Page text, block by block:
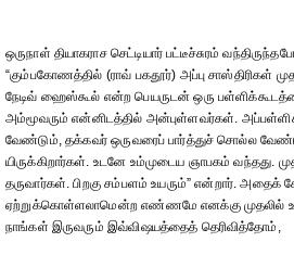
ஒருநாள் தியாகராச செட்டியார் பட்டீச்சுரம்
“கும்பகோணத்தில் (ராவ் பகதூர்) அப்பு சாஸ்திரிகள்
நேடிவ் ஹைஸ்கூல் என்ற பெயருடன் ஒரு
அம்மூவரும் என்னிடத்தில் அன்புள்ளவர்கள்.
வேண்டும், தக்கவர் ஒருவரைப் பார்த்துச் சொல்ல
யிருக்கிறார்கள். உடனே உம்முடைய ஞாபகம் வந்தது.
தருவார்கள். பிறகு சம்பளம் உயரும்” என்றார். அதைக்
ஏற்றுக்கொள்ளலாமென்ற எண்ணமே எனக்கு முதலில்
நாங்கள் இருவரும் இவ்விஷயத்தைத் தெரிவித்தோம்,